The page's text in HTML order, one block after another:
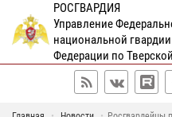
РОСГВАРДИЯ
Управление
национальной
Федерации по